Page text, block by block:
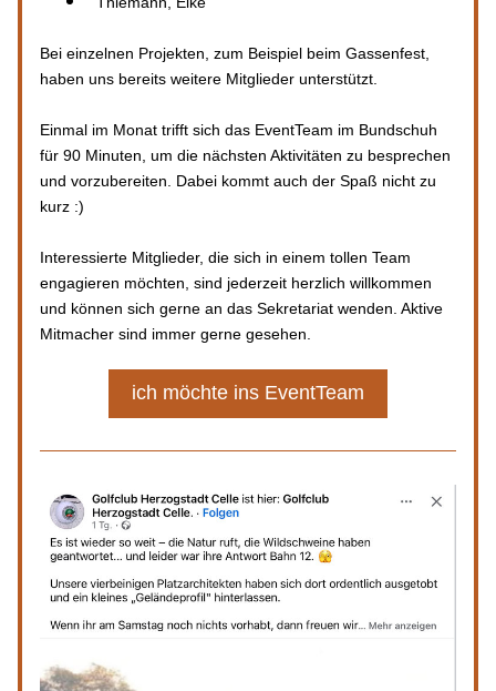
Bei einzelnen Projekten, zum Beispiel beim Gassenfest,
haben uns bereits weitere Mitglieder unterstützt.
Einmal im Monat trifft sich das EventTeam im Bundschuh
für 90 Minuten, um die nächsten Aktivitäten zu besprechen
und vorzubereiten. Dabei kommt auch der Spaß nicht zu
kurz :)
Interessierte Mitglieder, die sich in einem tollen Team
engagieren möchten, sind jederzeit herzlich willkommen
und können sich gerne an das Sekretariat wenden. Aktive
Mitmacher sind immer gerne gesehen.
ich möchte ins EventTeam